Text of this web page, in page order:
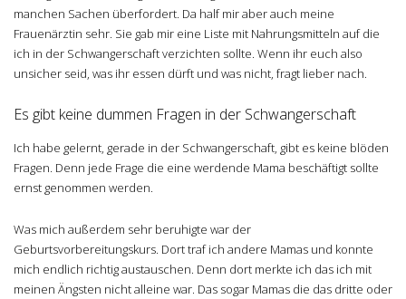
manchen Sachen überfordert. Da half mir aber auch meine
Frauenärztin sehr. Sie gab mir eine Liste mit Nahrungsmitteln auf die
ich in der Schwangerschaft verzichten sollte. Wenn ihr euch also
unsicher seid, was ihr essen dürft und was nicht, fragt lieber nach.
Es gibt keine dummen Fragen in der Schwangerschaft
Ich habe gelernt, gerade in der Schwangerschaft, gibt es keine blöden
Fragen. Denn jede Frage die eine werdende Mama beschäftigt sollte
ernst genommen werden.
Was mich außerdem sehr beruhigte war der
Geburtsvorbereitungskurs. Dort traf ich andere Mamas und konnte
mich endlich richtig austauschen. Denn dort merkte ich das ich mit
meinen Ängsten nicht alleine war. Das sogar Mamas die das dritte oder